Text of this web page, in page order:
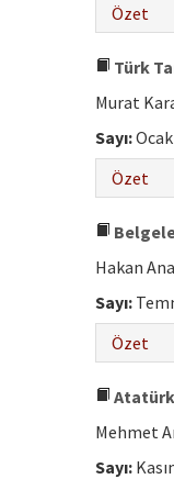
Özet
Türk
Murat
Sayı:
Özet
Hakan
Sayı:
Özet
Atatürk
Mehmet
Sayı: